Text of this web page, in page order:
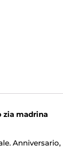
zia madrina
Anniversario,